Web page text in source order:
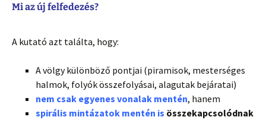
Mi az új felfedezés?
A kutató azt találta, hogy:
A völgy különböző pontjai (piramisok, mesterséges
halmok, folyók összefolyásai, alagutak bejáratai)
nem csak egyenes vonalak mentén, hanem
spirális mintázatok mentén is összekapcsolódnak